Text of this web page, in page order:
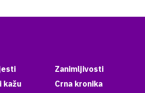
kažu
Zanimljivosti
Crna kronika